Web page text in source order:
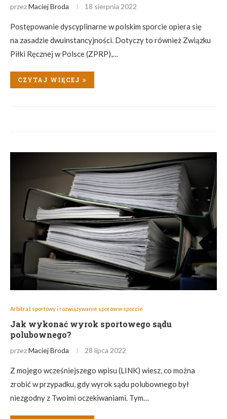
przezMaciej Broda 18 sierpnia 2022
Postępowanie dyscyplinarne w polskim sporcie opiera się
na zasadzie dwuinstancyjności. Dotyczy to również Związku
Piłki Ręcznej w Polsce (ZPRP),…
CZYTAJ WIĘCEJ
Arbitraż sportowy i rozwiązywanie sporów w sporcie
Jak wykonać wyrok sportowego sądu
polubownego?
przezMaciej Broda 28 lipca 2022
Z mojego wcześniejszego wpisu (LINK) wiesz, co można
zrobić w przypadku, gdy wyrok sądu polubownego był
niezgodny z Twoimi oczekiwaniami. Tym…